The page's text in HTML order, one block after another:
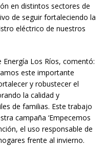
en distintos sectores de
de seguir fortaleciendo la
eléctrico de nuestros
Energía Los Ríos, comentó:
este importante
y robustecer el
la calidad y
de familias. Este trabajo
campaña ‘Empecemos
el uso responsable de
frente al invierno.